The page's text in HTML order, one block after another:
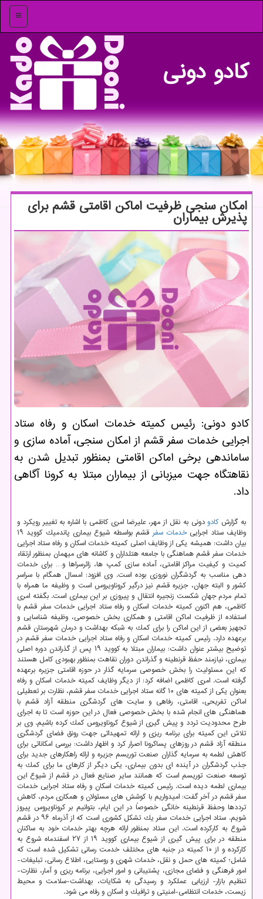
منو
كادو دونی
امكان سنجی ظرفیت اماكن اقامتی قشم برای
پذیرش بیماران
كادو دونی: رئیس كمیته خدمات اسكان و رفاه ستاد
اجرایی خدمات سفر قشم از امكان سنجی، آماده سازی و
ساماندهی برخی اماكن اقامتی بمنظور تبدیل شدن به
نقاهتگاه جهت میزبانی از بیماران مبتلا به كرونا آگاهی
داد.
به گزارش كادودونی به نقل از مهر، علیرضا امری كاظمی با اشاره به تغییر رویكرد و
وظایف ستاد اجراییخدمات سفر
قشم بواسطه شیوع بیماری پاندمیك كووید ۱۹
بیان داشت: همیشه یكی از وظایف اصلی كمیته خدمات اسكان و رفاه ستاد اجرایی
خدمات سفر قشم هماهنگی با جامعه هتلداران و كاشانه های میهمان بمنظور ارتقاء
كمیت و كیفیت مراكز اقامتی، آماده سازی كمپ ها، زائرسراها و… برای خدمات
دهی مناسب به گردشگران نوروزی بوده است. وی افزود: امسال همگام با سراسر
كشور و البته جهان، جزیره قشم نیز درگیر كروناویروس است و وظیفه ما همراه با
تمام مردم جهان شكست زنجیره انتقال و پیروزی بر این بیماری است. بگفته امری
كاظمی، هم اكنون كمیته خدمات اسكان و رفاه ستاد اجرایی خدمات سفر قشم با
استفاده از ظرفیت اماكن اقامتی و همكاری بخش خصوصی، وظیفه شناسایی و
تجهیز بعضی از این اماكن را برای كمك به شبكه بهداشت و درمان شهرستان قشم
برعهده دارد. رئیس كمیته خدمات اسكان و رفاه ستاد اجرایی خدمات سفر قشم در
توضیح بیشتر عنوان داشت: بیماران مبتلا به كووید ۱۹ پس از گذراندن دوره اصلی
بیماری، نیازمند حفظ قرنطینه و گذراندن دوران نقاهت بمنظور بهبودی كامل هستند
كه این مسئولیت را بخش خصوصی سرمایه گذار در حوزه اقامتی جزیره برعهده
گرفته است. امری كاظمی اضافه كرد: از دیگر وظایف كمیته خدمات اسكان و رفاه
بعنوان یكی از كمیته های ۱۰ گانه ستاد اجرایی خدمات سفر قشم، نظارت بر تعطیلی
اماكن تفریحی، اقامتی، رفاهی و سایت های گردشگری منطقه آزاد قشم با
هماهنگی های انجام شده با بخش خصوصی فعال در این حوزه است تا به اجرای
طرح محدودیت تردد و پیش گیری از شیوع كروناویروس كمك كرده باشیم. وی بر
تلاش این كمیته برای برنامه ریزی و ارائه تمهیداتی جهت رونق فضای گردشگری
منطقه آزاد قشم در روزهای پساكرونا اصرار كرد و اظهار داشت: بررسی امكاناتی برای
كاهش لطمه به سرمایه گذاران صنعت توریسم جزیره و ارائه راهكارهای جدید برای
جذب گردشگران در آینده ای بدون بیماری، یكی دیگر از كارهای ما برای كمك به
توسعه صنعت توریسم است كه همانند سایر صنایع فعال در قشم از شیوع این
بیماری لطمه دیده است. رئیس كمیته خدمات اسكان و رفاه ستاد اجرایی خدمات
سفر قشم در آخر گفت: امیدواریم با كوشش های مسئولان و همكاری مردم، كاهش
ترددها وحفظ قرنطینه خانگی خصوصاً در این ایام، بتوانیم بر كروناویروس پیروز
شویم. ستاد اجرایی خدمات سفر یك تشكل كشوری است كه از آذرماه ۹۶ در قشم
شروع به كاركرده است. این ستاد بمنظور ارائه هرچه بهتر خدمات خود به ساكنان
منطقه در برای پیش گیری از شیوع بیماری كووید ۱۹ از ۲۷ اسفندماه شروع به
كاركرده و از ۱۰ كمیته در جنبه های مختلف خدمت رسانی تشكیل شده است كه
شامل؛ كمیته های حمل و نقل، خدمات شهری و روستایی، اطلاع رسانی، تبلیغات-
امور فرهنگی و فضای مجازی، پشتیبانی و امور اجرایی، برنامه ریزی و آمار، نظارت-
تنظیم بازار- ارزیابی عملكرد و رسیدگی به شكایات، بهداشت-سلامت و محیط
زیست، خدمات انتظامی-امنیتی و ترافیك و اسكان و رفاه می شود.